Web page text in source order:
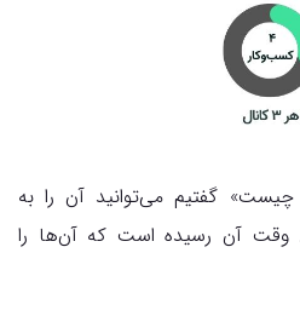
گفتیم می‌توانید آن را به
وقت آن رسیده است که آن‌ها را